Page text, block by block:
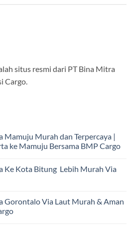
situs resmi dari PT Bina Mitra
Cargo.
Mamuju Murah dan Terpercaya |
ke Mamuju Bersama BMP Cargo
Ke Kota Bitung Lebih Murah Via
Gorontalo Via Laut Murah & Aman